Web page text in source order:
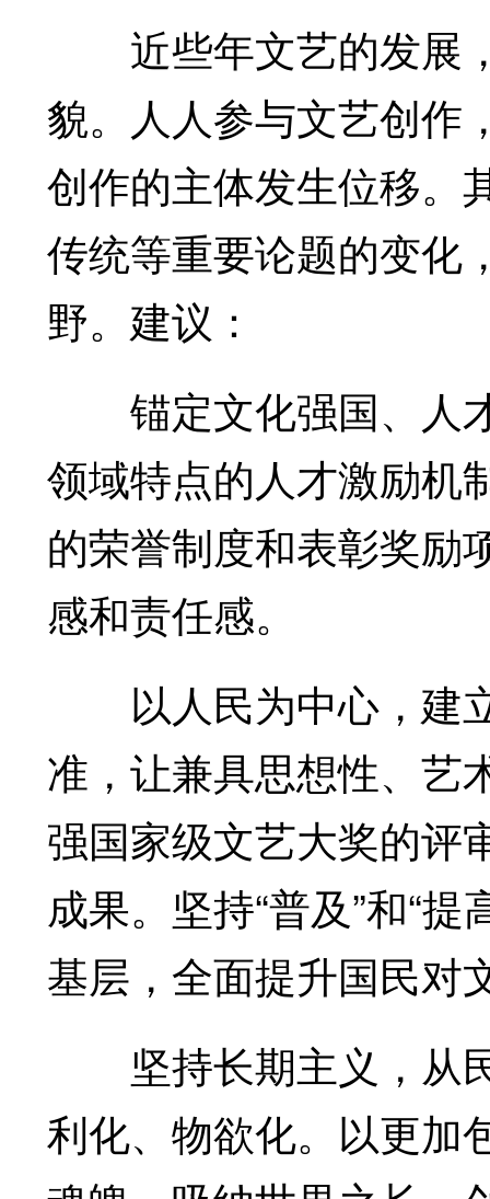
近些年文艺的发展
貌。人人参与文艺创作
创作的主体发生位移。
传统等重要论题的变化
野。建议：
锚定文化强国、人
领域特点的人才激励机
的荣誉制度和表彰奖励
感和责任感。
以人民为中心，建
准，让兼具思想性、艺
强国家级文艺大奖的评
成果。坚持“普及”和“
基层，全面提升国民对
坚持长期主义，从
利化、物欲化。以更加